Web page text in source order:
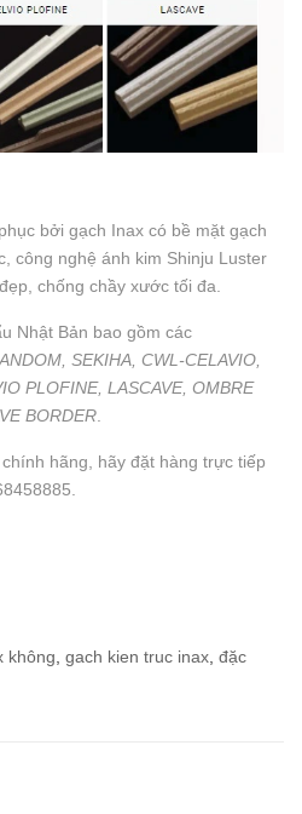
bởi gạch Inax có bề mặt gạch
công nghệ ánh kim Shinju Luster
chống chầy xước tối đa.
Nhật Bản bao gồm các
SEKIHA, CWL-CELAVIO,
PLOFINE, LASCAVE, OMBRE
BORDER.
hãng, hãy đặt hàng trực tiếp
không, gach kien truc inax, đặc